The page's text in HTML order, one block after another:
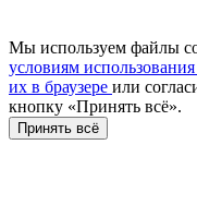
Мы используем файлы
условиям
их в браузере или
кнопку «Принять всё».
Принять всё